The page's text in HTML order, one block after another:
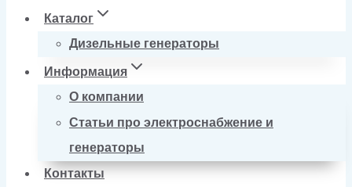
Каталог
Дизельные генераторы
Информация
О компании
Статьи про электроснабжение и
генераторы
Контакты